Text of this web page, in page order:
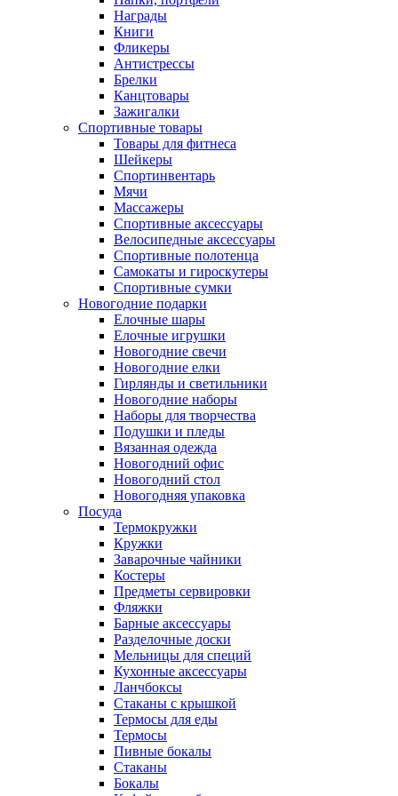
Награды
Книги
Фликеры
Антистрессы
Брелки
Канцтовары
Зажигалки
Спортивные товары
Товары для фитнеса
Шейкеры
Спортинвентарь
Мячи
Массажеры
Спортивные аксессуары
Велосипедные аксессуары
Спортивные полотенца
Самокаты и гироскутеры
Спортивные сумки
Новогодние подарки
Елочные шары
Елочные игрушки
Новогодние свечи
Новогодние елки
Гирлянды и светильники
Новогодние наборы
Наборы для творчества
Подушки и пледы
Вязанная одежда
Новогодний офис
Новогодний стол
Новогодняя упаковка
Посуда
Термокружки
Кружки
Заварочные чайники
Костеры
Предметы сервировки
Фляжки
Барные аксессуары
Разделочные доски
Мельницы для специй
Кухонные аксессуары
Ланчбоксы
Стаканы с крышкой
Термосы для еды
Термосы
Пивные бокалы
Стаканы
Бокалы